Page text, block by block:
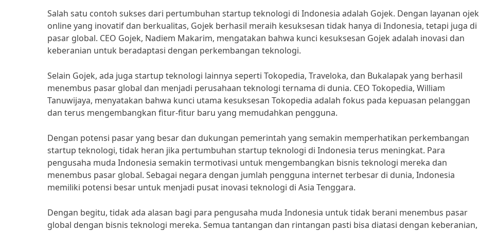
Salah satu contoh sukses dari pertumbuhan startup teknologi di Indonesia adalah Gojek. Dengan layanan ojek
online yang inovatif dan berkualitas, Gojek berhasil meraih kesuksesan tidak hanya di Indonesia, tetapi juga di
pasar global. CEO Gojek, Nadiem Makarim, mengatakan bahwa kunci kesuksesan Gojek adalah inovasi dan
keberanian untuk beradaptasi dengan perkembangan teknologi.
Selain Gojek, ada juga startup teknologi lainnya seperti Tokopedia, Traveloka, dan Bukalapak yang berhasil
menembus pasar global dan menjadi perusahaan teknologi ternama di dunia. CEO Tokopedia, William
Tanuwijaya, menyatakan bahwa kunci utama kesuksesan Tokopedia adalah fokus pada kepuasan pelanggan
dan terus mengembangkan fitur-fitur baru yang memudahkan pengguna.
Dengan potensi pasar yang besar dan dukungan pemerintah yang semakin memperhatikan perkembangan
startup teknologi, tidak heran jika pertumbuhan startup teknologi di Indonesia terus meningkat. Para
pengusaha muda Indonesia semakin termotivasi untuk mengembangkan bisnis teknologi mereka dan
menembus pasar global. Sebagai negara dengan jumlah pengguna internet terbesar di dunia, Indonesia
memiliki potensi besar untuk menjadi pusat inovasi teknologi di Asia Tenggara.
Dengan begitu, tidak ada alasan bagi para pengusaha muda Indonesia untuk tidak berani menembus pasar
global dengan bisnis teknologi mereka. Semua tantangan dan rintangan pasti bisa diatasi dengan keberanian,